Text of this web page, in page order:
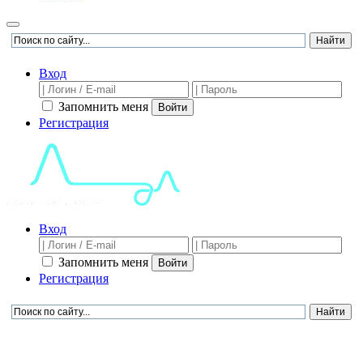
Вход
Запомнить меня Войти
Регистрация
Вход
Запомнить меня Войти
Регистрация